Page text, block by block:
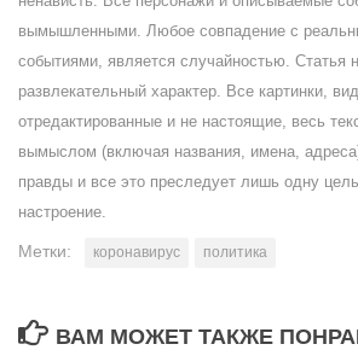
вымышленными. Любое совпадение с
событиями, является случайностью. Статья
развлекательный характер. Все картинки,
отредактированные и не настоящие, весь
вымыслом (включая названия, имена,
правды и все это преследует лишь одну
настроение.
Метки: коронавирус политика
ВАМ МОЖЕТ ТАКЖЕ